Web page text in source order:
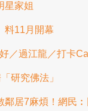
星家姐
料11月開幕
／過江龍／打卡
研究佛法」
居7麻煩！網民︰